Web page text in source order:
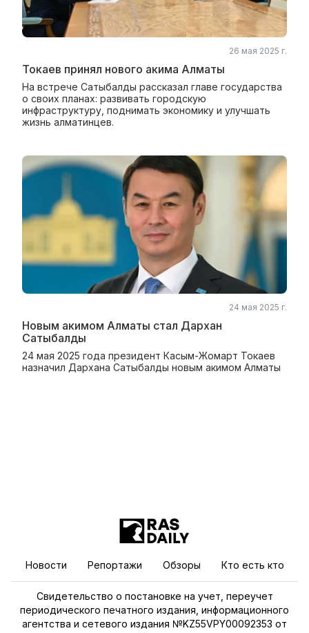
26 мая 2025 г.
Токаев принял нового акима Алматы
На встрече Сатыбалды рассказал главе государства
о своих планах: развивать городскую
инфраструктуру, поднимать экономику и улучшать
жизнь алматинцев.
24 мая 2025 г.
Новым акимом Алматы стал Дархан
Сатыбалды
24 мая 2025 года президент Касым-Жомарт Токаев
назначил Дархана Сатыбалды новым акимом Алматы
Новости Репортажи Обзоры Кто есть кто
Свидетельство о постановке на учет, переучет
периодического печатного издания, информационного
агентства и сетевого издания №KZ55VPY00092353 от